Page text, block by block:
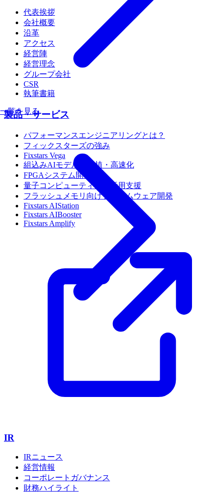
一覧を見る
代表挨拶
会社概要
沿革
アクセス
経営陣
経営理念
グループ会社
CSR
執筆書籍
製品・サービス
パフォーマンスエンジニアリングとは？
フィックスターズの強み
Fixstars Vega
組込みAIモデルの移植・高速化
FPGAシステム開発
量子コンピューティング活用支援
フラッシュメモリ向けファームウェア開発
Fixstars AIStation
Fixstars AIBooster
Fixstars Amplify
IR
IRニュース
経営情報
コーポレートガバナンス
財務ハイライト